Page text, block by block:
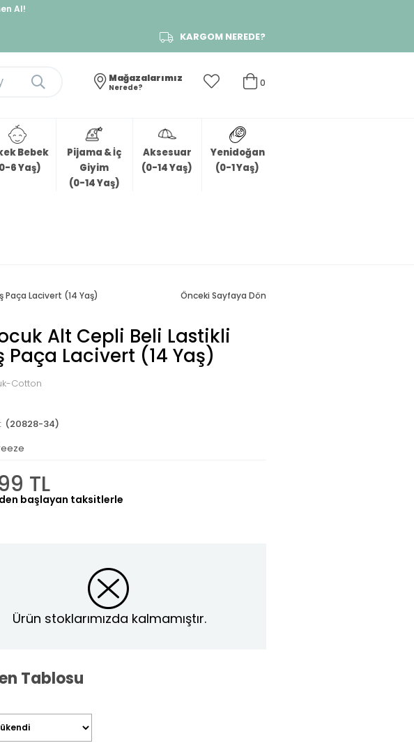
Al!
KARGOM NEREDE?
0
Mağazalarımız
Nerede?
Bebek
6 Yaş)
Pijama & İç
Giyim
(0-14 Yaş)
Aksesuar
(0-14 Yaş)
Yenidoğan
(0-1 Yaş)
Paça Lacivert (14 Yaş) Önceki Sayfaya Dön
Alt Cepli Beli Lastikli
Paça Lacivert (14 Yaş)
Cotton
(20828-34)
TL
başlayan taksitlerle
Ürün stoklarımızda kalmamıştır.
Tablosu